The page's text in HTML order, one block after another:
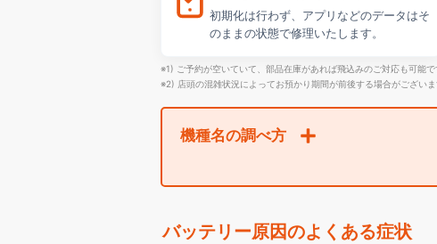
初期化は行わず、アプリなどのデータはそ
のままの状態で修理いたします。
※1) ご予約が空いていて、部品在庫があれば飛込みのご対応も可能で
※2) 店頭の混雑状況によってお預かり期間が前後する場合がござい
機種名の調べ方
バッテリー原因のよくある症状